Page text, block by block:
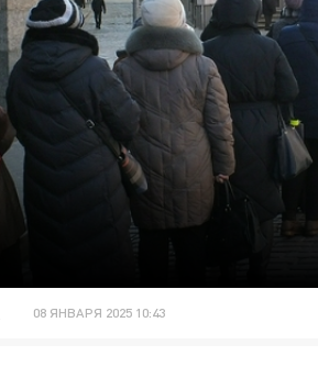
08 ЯНВАРЯ 2025 10:43